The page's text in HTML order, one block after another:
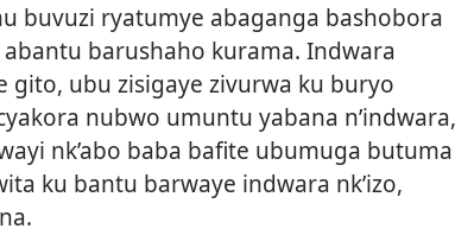
buvuzi ryatumye abaganga bashobora
barushaho kurama. Indwara
gito, ubu zisigaye zivurwa ku buryo
nubwo umuntu yabana n’indwara,
nk’abo baba bafite ubumuga butuma
ku bantu barwaye indwara nk’izo,